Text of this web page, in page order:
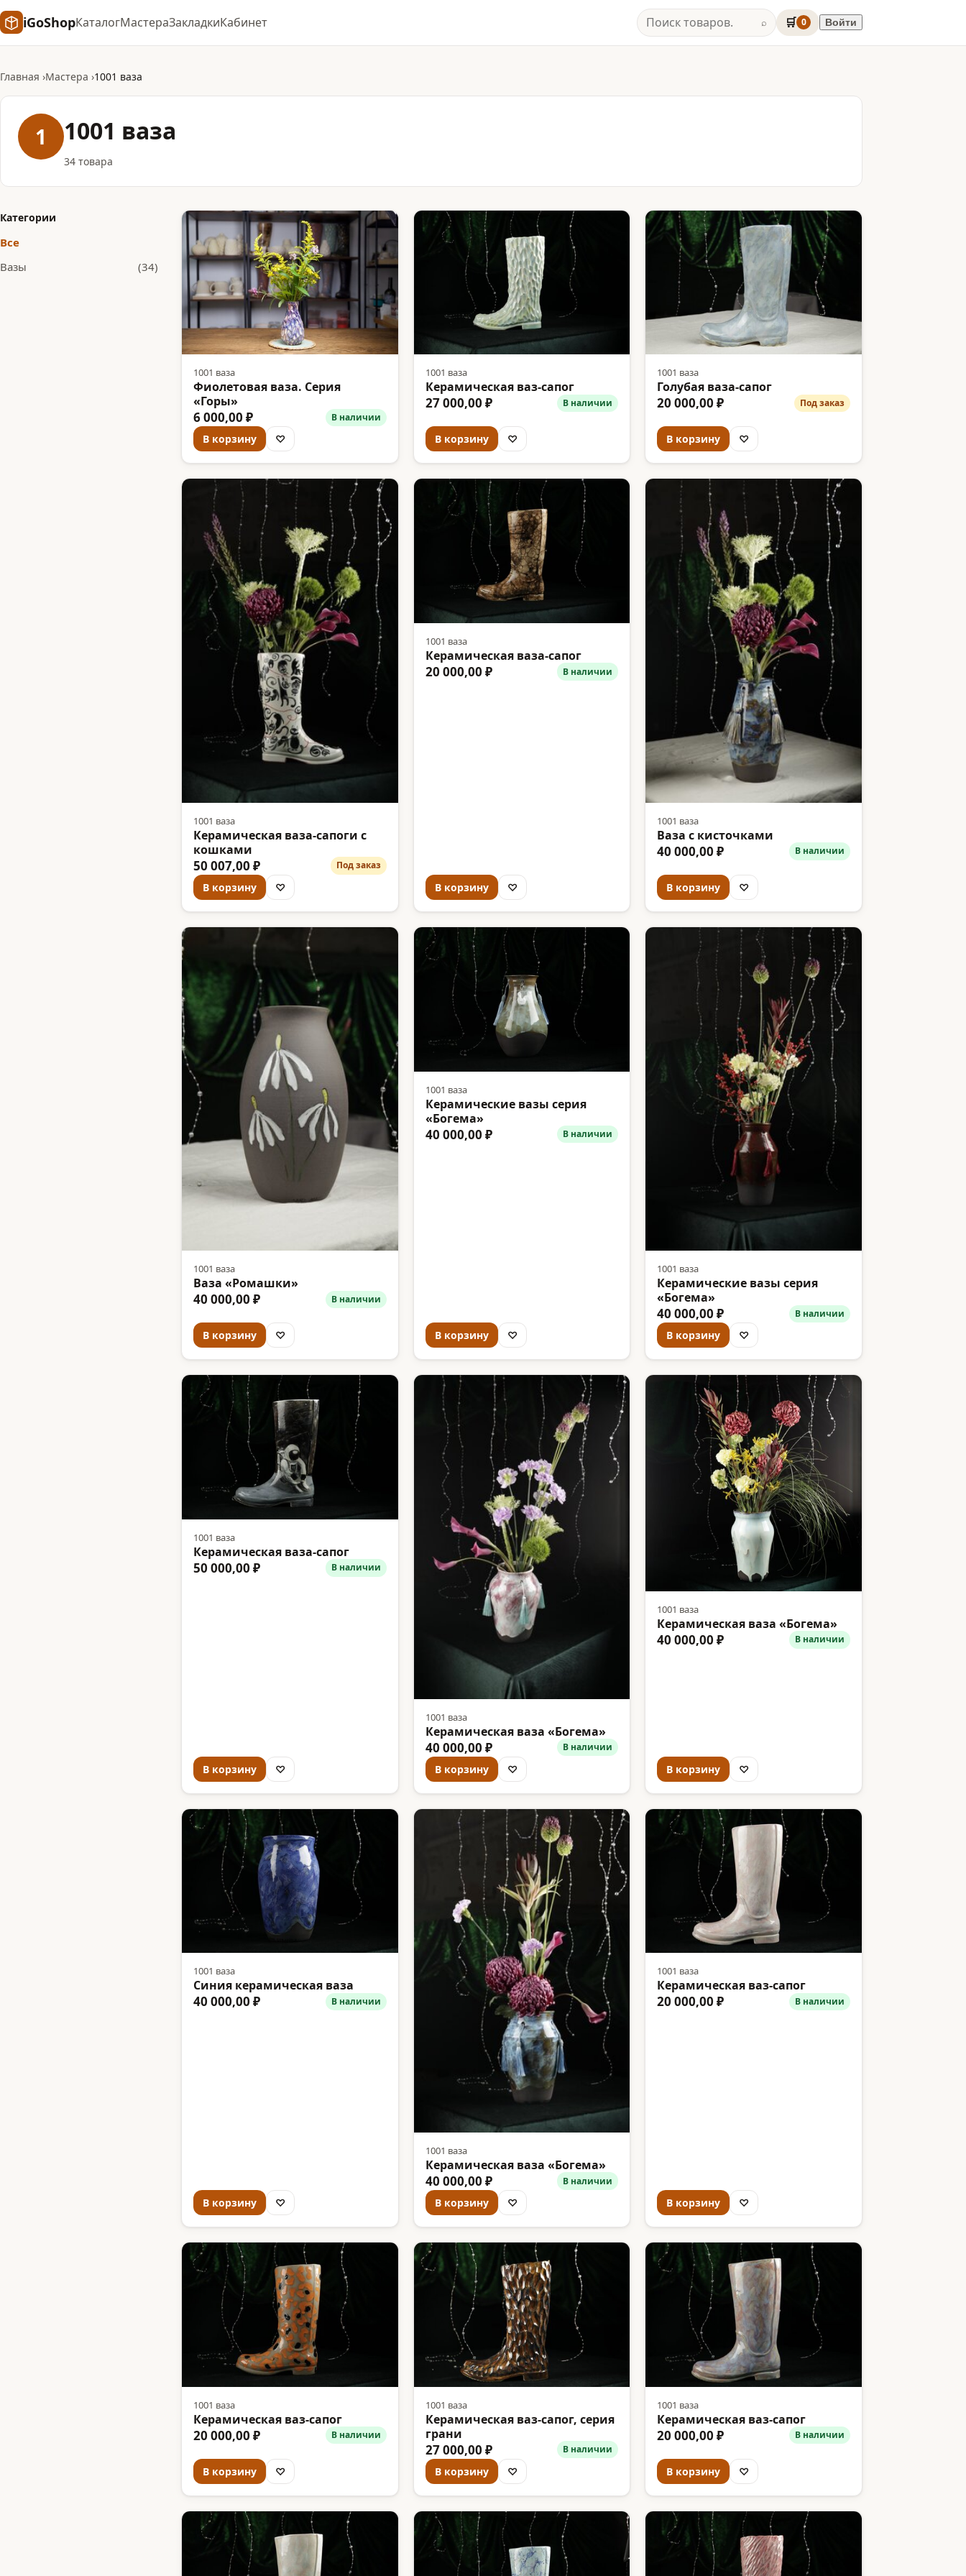
iGoShopКаталогМастераЗакладкиКабинет ⌕ 🛒 0 Войти
Главная Мастера 1001 ваза
1 1001 ваза
34 товара
Категории
Все
Вазы
(34)
1001 ваза
Фиолетовая ваза. Серия
«Горы»
6 000,00 ₽ В наличии
В корзину ♡
1001 ваза
Керамическая ваз-сапог
27 000,00 ₽ В наличии
В корзину ♡
1001 ваза
Голубая ваза-сапог
20 000,00 ₽ Под заказ
В корзину ♡
1001 ваза
Керамическая ваза-сапоги с
кошками
50 007,00 ₽ Под заказ
В корзину ♡
1001 ваза
Керамическая ваза-сапог
20 000,00 ₽ В наличии
В корзину ♡
1001 ваза
Ваза с кисточками
40 000,00 ₽ В наличии
В корзину ♡
1001 ваза
Ваза «Ромашки»
40 000,00 ₽ В наличии
В корзину ♡
1001 ваза
Керамические вазы серия
«Богема»
40 000,00 ₽ В наличии
В корзину ♡
1001 ваза
Керамические вазы серия
«Богема»
40 000,00 ₽ В наличии
В корзину ♡
1001 ваза
Керамическая ваза-сапог
50 000,00 ₽ В наличии
В корзину ♡
1001 ваза
Керамическая ваза «Богема»
40 000,00 ₽ В наличии
В корзину ♡
1001 ваза
Керамическая ваза «Богема»
40 000,00 ₽ В наличии
В корзину ♡
1001 ваза
Синия керамическая ваза
40 000,00 ₽ В наличии
В корзину ♡
1001 ваза
Керамическая ваза «Богема»
40 000,00 ₽ В наличии
В корзину ♡
1001 ваза
Керамическая ваз-сапог
20 000,00 ₽ В наличии
В корзину ♡
1001 ваза
Керамическая ваз-сапог
20 000,00 ₽ В наличии
В корзину ♡
1001 ваза
Керамическая ваз-сапог, серия
грани
27 000,00 ₽ В наличии
В корзину ♡
1001 ваза
Керамическая ваз-сапог
20 000,00 ₽ В наличии
В корзину ♡